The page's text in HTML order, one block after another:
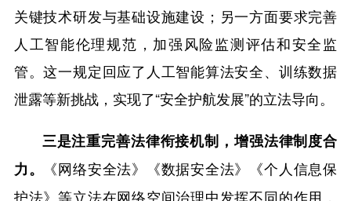
关键技术研发与基础设施建设；另一方面要求完善
人工智能伦理规范，加强风险监测评估和安全监
管。这一规定回应了人工智能算法安全、训练数据
泄露等新挑战，实现了“安全护航发展”的立法导向。
三是注重完善法律衔接机制，增强法律制度合
力。
《网络安全法》《数据安全法》《个人信息保
护法》等立法在网络空间治理中发挥不同的作用，